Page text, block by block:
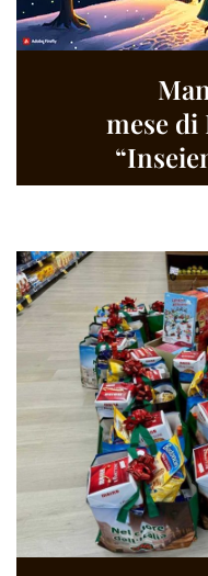
mese di